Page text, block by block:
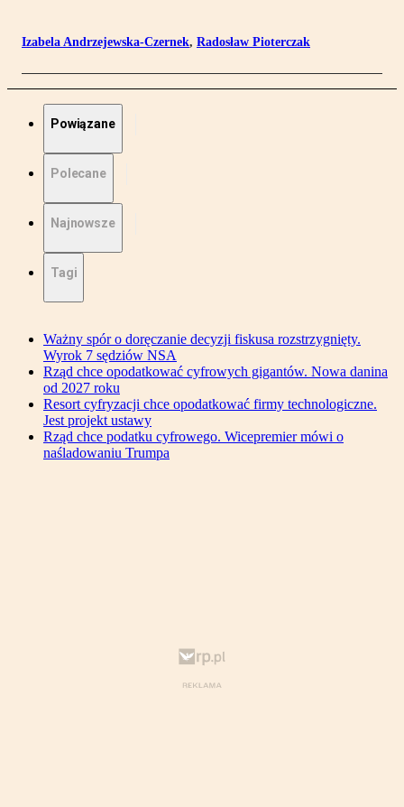
Izabela Andrzejewska-Czernek, Radosław Pioterczak
Powiązane
Polecane
Najnowsze
Tagi
Ważny spór o doręczanie decyzji fiskusa rozstrzygnięty.
Wyrok 7 sędziów NSA
Rząd chce opodatkować cyfrowych gigantów. Nowa danina
od 2027 roku
Resort cyfryzacji chce opodatkować firmy technologiczne.
Jest projekt ustawy
Rząd chce podatku cyfrowego. Wicepremier mówi o
naśladowaniu Trumpa